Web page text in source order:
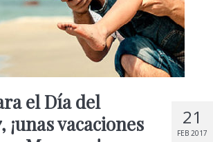
21
FEB 2017
el Día del
¡unas vacaciones